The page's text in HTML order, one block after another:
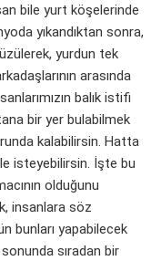
bile yurt köşelerinde
yıkandıktan sonra,
yurdun tek
arasında
balık istifi
bir yer bulabilmek
kalabilirsin. Hatta
isteyebilirsin. İşte bu
olduğunu
insanlara söz
bunları yapabilecek
sıradan bir